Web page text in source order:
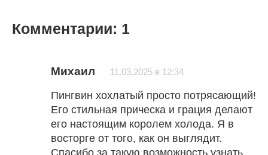
Комментарии: 1
Михаил 11.03.2025 в 12:34
Пингвин хохлатый просто потрясающий!
Его стильная прическа и грация делают
его настоящим королем холода. Я в
восторге от того, как он выглядит.
Спасибо за такую возможность узнать